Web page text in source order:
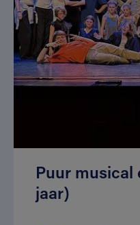
Puur musical
jaar)